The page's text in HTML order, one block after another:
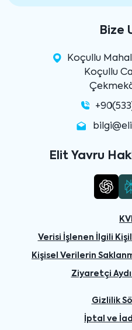
Bize
Koçullu
Koçullu
Elit Yavru
Verisi İşlenen İlgili
Kişisel Verilerin
Ziyaretçi
Gizlilik
İptal ve